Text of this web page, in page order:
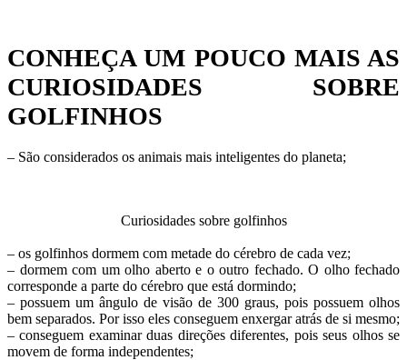
CONHEÇA UM POUCO MAIS AS
CURIOSIDADES SOBRE
GOLFINHOS
– São considerados os animais mais inteligentes do planeta;
Curiosidades sobre golfinhos
– os golfinhos dormem com metade do cérebro de cada vez;
– dormem com um olho aberto e o outro fechado. O olho fechado
corresponde a parte do cérebro que está dormindo;
– possuem um ângulo de visão de 300 graus, pois possuem olhos
bem separados. Por isso eles conseguem enxergar atrás de si mesmo;
– conseguem examinar duas direções diferentes, pois seus olhos se
movem de forma independentes;